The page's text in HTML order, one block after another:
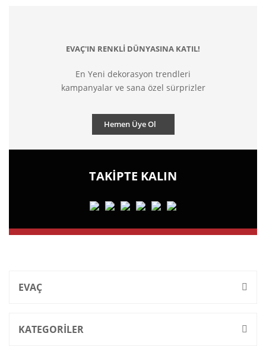
EVAÇ'IN RENKLİ DÜNYASINA KATIL!
En Yeni dekorasyon trendleri
kampanyalar ve sana özel sürprizler
Hemen Üye Ol
TAKİPTE KALIN
EVAÇ
KATEGORİLER